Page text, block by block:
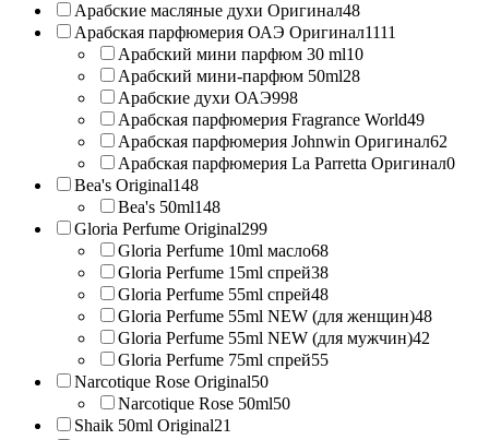
Арабские масляные духи Оригинал48
Арабская парфюмерия ОАЭ Оригинал1111
Арабский мини парфюм 30 ml10
Арабский мини-парфюм 50ml28
Арабские духи ОАЭ998
Арабская парфюмерия Fragrance World49
Арабская парфюмерия Johnwin Оригинал62
Арабская парфюмерия La Parretta Оригинал0
Bea's Original148
Bea's 50ml148
Gloria Perfume Original299
Gloria Perfume 10ml масло68
Gloria Perfume 15ml спрей38
Gloria Perfume 55ml спрей48
Gloria Perfume 55ml NEW (для женщин)48
Gloria Perfume 55ml NEW (для мужчин)42
Gloria Perfume 75ml спрей55
Narcotique Rose Original50
Narcotique Rose 50ml50
Shaik 50ml Original21